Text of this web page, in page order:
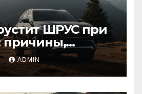
ШРУС при
причины,
ADMIN